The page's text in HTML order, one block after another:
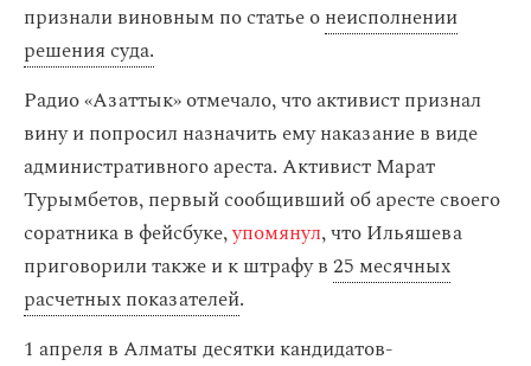
признали виновным по статье онеисполнении
решения суда.
Радио «Азаттык» отмечало, что активист признал
вину и попросил назначить ему наказание в виде
административного ареста. Активист Марат
Турымбетов, первый сообщивший об аресте своего
соратника в фейсбуке,упомянул, что Ильяшева
приговорили также и к штрафу в25 месячных
расчетных показателей.
1 апреля в Алматы десятки кандидатов-